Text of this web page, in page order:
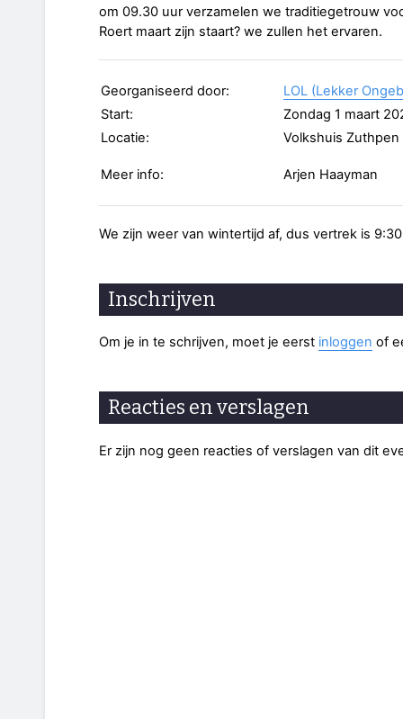
om 09.30 uur verzamelen we traditiegetrouw
Roert maart zijn staart? we zullen het ervaren.
Georganiseerd door:
LOL (Lekker
Start:
Zondag 1 maart
Locatie:
Volkshuis Zuthpen
Meer info: Arjen Haayman
We zijn weer van wintertijd af, dus vertrek is 9:30
Inschrijven
Om je in te schrijven, moet je eerst inloggen of
Reacties en verslagen
Er zijn nog geen reacties of verslagen van dit